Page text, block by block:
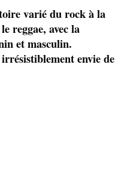
varié du rock à la
reggae, avec la
et masculin.
envie de